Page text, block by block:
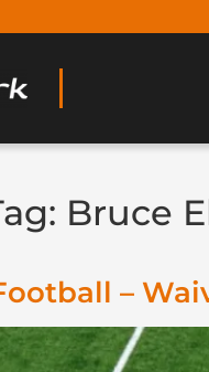
Bruce
–